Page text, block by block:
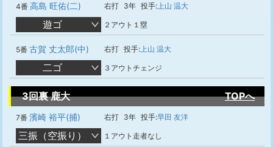
4番 高島 旺佑(二) 右打 3年 投手:上山 温大
遊ゴ ２アウト１塁
5番 古賀 丈太郎(中) 右打 投手:上山 温大
二ゴ ３アウトチェンジ
3回裏 鹿大 TOPへ
7番 濱崎 裕平(捕) 右打 3年 投手:早田 友洋
三振（空振り） １アウト走者なし